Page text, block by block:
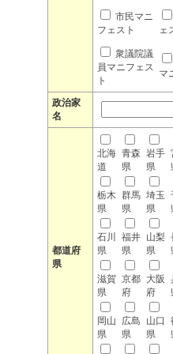
市民マニ
フェスト
ェ
衆議院議
員マニフェス
ト
マ
政治家
名
都道府
県
北海
道
青森
県
岩手
県
栃木
県
群馬
県
埼玉
県
石川
県
福井
県
山梨
県
滋賀
県
京都
府
大阪
府
岡山
県
広島
県
山口
県